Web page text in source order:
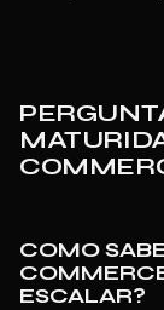
COMO
ESCALAR?